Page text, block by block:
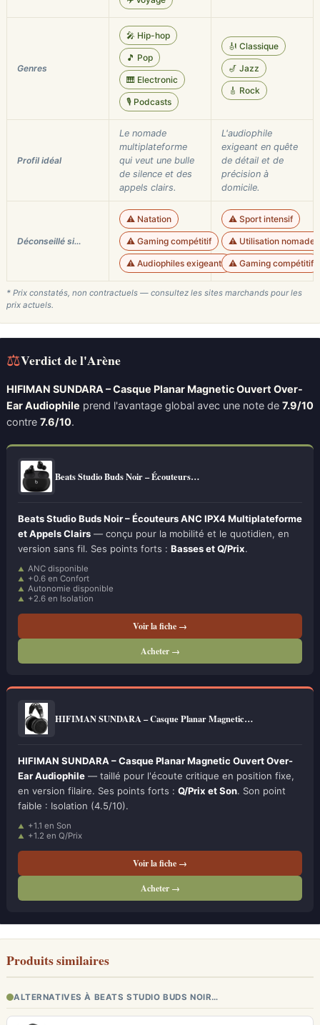
Genres
🎤 Hip-hop
🎵 Pop
🎹 Electronic
🎙️ Podcasts
🎻 Classique
🎷 Jazz
🎸 Rock
Profil idéal
Le nomade
multiplateforme
qui veut une bulle
de silence et des
appels clairs.
L'audiophile
exigeant en quête
de détail et de
précision à
domicile.
Déconseillé si…
⚠️ Natation
⚠️ Gaming compétitif
⚠️ Audiophiles exigeants
⚠️ Sport intensif
⚠️ Utilisation nomade
⚠️ Gaming compétitif
* Prix constatés, non contractuels — consultez les sites marchands pour les
prix actuels.
⚖Verdict de l'Arène
HIFIMAN SUNDARA – Casque Planar Magnetic Ouvert Over-
Ear Audiophile prend l'avantage global avec une note de 7.9/10
contre 7.6/10.
Beats Studio Buds Noir – Écouteurs…
Beats Studio Buds Noir – Écouteurs ANC IPX4 Multiplateforme
et Appels Clairs — conçu pour la mobilité et le quotidien, en
version sans fil. Ses points forts : Basses et Q/Prix.
ANC disponible
+0.6 en Confort
Autonomie disponible
+2.6 en Isolation
Voir la fiche →
Acheter →
HIFIMAN SUNDARA – Casque Planar Magnetic…
HIFIMAN SUNDARA – Casque Planar Magnetic Ouvert Over-
Ear Audiophile — taillé pour l'écoute critique en position fixe,
en version filaire. Ses points forts : Q/Prix et Son. Son point
faible : Isolation (4.5/10).
+1.1 en Son
+1.2 en Q/Prix
Voir la fiche →
Acheter →
Produits similaires
ALTERNATIVES À BEATS STUDIO BUDS NOIR…